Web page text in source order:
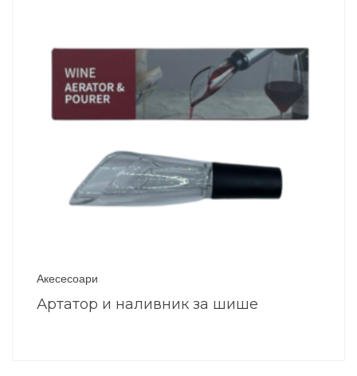
Акесесоари
Артатор и наливник за шише